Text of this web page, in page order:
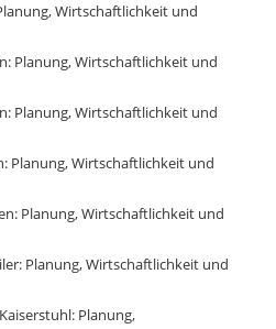
Wirtschaftlichkeit und
Planung, Wirtschaftlichkeit und
Planung, Wirtschaftlichkeit und
Planung, Wirtschaftlichkeit und
Planung, Wirtschaftlichkeit und
Planung, Wirtschaftlichkeit und
Planung,